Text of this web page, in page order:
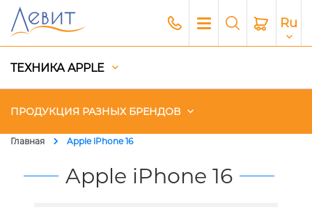
Ru
ТЕХНИКА APPLE
ПРОДУКЦИЯ РАЗНЫХ БРЕНДОВ
Главная Apple iPhone 16
Apple iPhone 16